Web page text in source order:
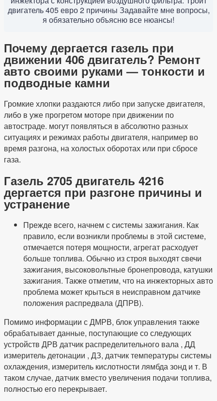
двигатель 405 евро 2 причины Задавайте мне вопросы,
я обязательно объясню все нюансы!
Почему дергается газель при
движении 406 двигатель? Ремонт
авто своими руками — тонкости и
подводные камни
Громкие хлопки раздаются либо при запуске двигателя,
либо в уже прогретом моторе при движении по
автостраде. могут появляться в абсолютно разных
ситуациях и режимах работы двигателя, например во
время разгона, на холостых оборотах или при сбросе
газа.
Газель 2705 двигатель 4216
дергается при разгоне причины и
устранение
Прежде всего, начнем с системы зажигания. Как
правило, если возникли проблемы в этой системе,
отмечается потеря мощности, агрегат расходует
больше топлива. Обычно из строя выходят свечи
зажигания, высоковольтные бронепровода, катушки
зажигания. Также отметим, что на инжекторных авто
проблема может крыться в неисправном датчике
положения распредвала (ДПРВ).
Помимо информации с ДМРВ, блок управления также
обрабатывает данные, поступающие со следующих
устройств ДРВ датчик распределительного вала , ДД
измеритель детонации , ДЗ, датчик температуры системы
охлаждения, измеритель кислотности лямбда зонд и т. В
таком случае, датчик вместо увеличения подачи топлива,
полностью его перекрывает.